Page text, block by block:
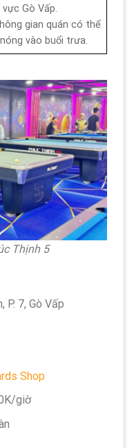
vực Gò Vấp.
gian quán có thể
vào buổi trưa.
Thịnh 5
P. 7, Gò Vấp
Shop
giờ